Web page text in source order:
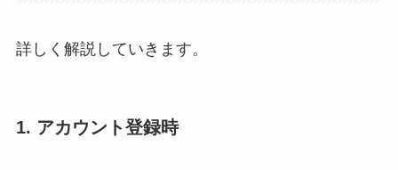
詳しく解説していきます。
1. アカウント登録時